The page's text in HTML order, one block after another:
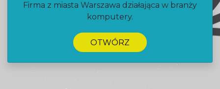
Firma z miasta Warszawa działająca w branży
komputery.
OTWÓRZ